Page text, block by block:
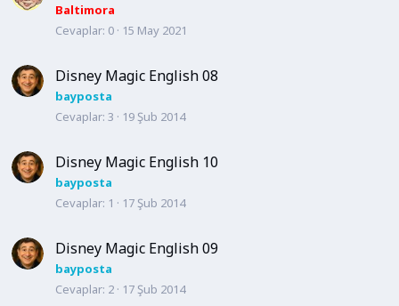
Baltimora
Cevaplar 0 15 May 2021
Disney Magic English 08
bayposta
Cevaplar 3 19 Şub 2014
Disney Magic English 10
bayposta
Cevaplar 1 17 Şub 2014
Disney Magic English 09
bayposta
Cevaplar 2 17 Şub 2014